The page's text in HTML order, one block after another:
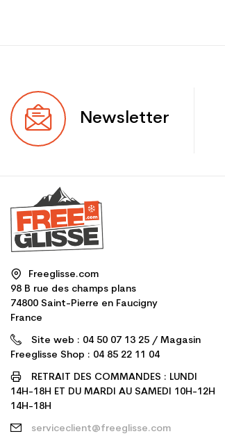
Newsletter
Freeglisse.com
98 B rue des champs plans
74800 Saint-Pierre en Faucigny
France
Site web : 04 50 07 13 25 / Magasin
Freeglisse Shop : 04 85 22 11 04
RETRAIT DES COMMANDES : LUNDI
14H-18H ET DU MARDI AU SAMEDI 10H-12H
14H-18H
serviceclient@freeglisse.com